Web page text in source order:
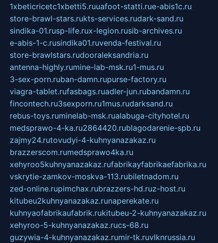
1xbeticricetc1xbetti5.ruuafoot-statti.rue-abis1c.ru
store-brawl-stars.rukts-services.rudark-sand.ru
sindika-01.rusp-life.rux-legion.rusib-archives.ru
e-abis-1-c.rusindika01.ruvenda-festival.ru
store-brawlstars.rudooraleksandria.ru
antenna-highly.rumine-lab-msk.ru1-mus.ru
3-sex-porn.ruban-damn.rupurse-factory.ru
viagra-tablet.rufasbags.ruadler-jun.rubandamn.ru
fincontech.ru3sexporn.ru1mus.rudarksand.ru
rebus-toys.ruminelab-msk.rualabuga-cityhotel.ru
medsprawo-4-ka.ru2864420.rublagodarenie-spb.ru
zajmy24.rutovudyi-4-kuhnyanazakaz.ru
brazzerscom.rumedsprawo4ka.ru
xehyroo5kuhnyanazakaz.rufabrikayfabrikaefabrika.ru
vskrytie-zamkov-moskva-113.rubiletnadom.ru
zed-online.rupimchax.rubrazzers-hd.ruz-host.ru
kitubeu2kuhnyanazakaz.runaperekate.ru
kuhnyaofabrikaufabrik.rukitubeu-2-kuhnyanazakaz.ru
xehyroo-5-kuhnyanazakaz.rucs-68.ru
guzywia-4-kuhnyanazakaz.rumir-tk.ruvlknrussia.ru